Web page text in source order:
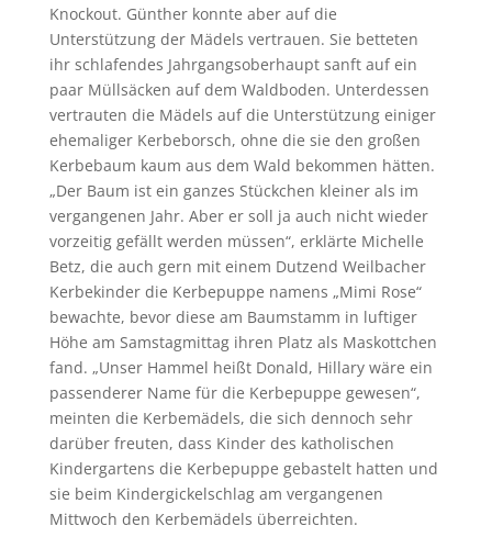
Knockout. Günther konnte aber auf die
Unterstützung der Mädels vertrauen. Sie betteten
ihr schlafendes Jahrgangsoberhaupt sanft auf ein
paar Müllsäcken auf dem Waldboden. Unterdessen
vertrauten die Mädels auf die Unterstützung einiger
ehemaliger Kerbeborsch, ohne die sie den großen
Kerbebaum kaum aus dem Wald bekommen hätten.
„Der Baum ist ein ganzes Stückchen kleiner als im
vergangenen Jahr. Aber er soll ja auch nicht wieder
vorzeitig gefällt werden müssen“, erklärte Michelle
Betz, die auch gern mit einem Dutzend Weilbacher
Kerbekinder die Kerbepuppe namens „Mimi Rose“
bewachte, bevor diese am Baumstamm in luftiger
Höhe am Samstagmittag ihren Platz als Maskottchen
fand. „Unser Hammel heißt Donald, Hillary wäre ein
passenderer Name für die Kerbepuppe gewesen“,
meinten die Kerbemädels, die sich dennoch sehr
darüber freuten, dass Kinder des katholischen
Kindergartens die Kerbepuppe gebastelt hatten und
sie beim Kindergickelschlag am vergangenen
Mittwoch den Kerbemädels überreichten.